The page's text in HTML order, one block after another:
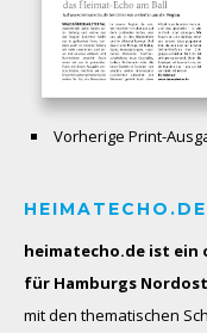
Vorherige Print-
HEIMATECHO.DE
heimatecho.de ist ein
für Hamburgs
mit den thematischen